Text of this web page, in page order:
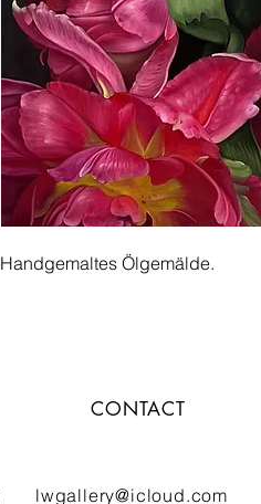
Handgemaltes Ölgemälde.
CONTACT
lwgallery@icloud.com